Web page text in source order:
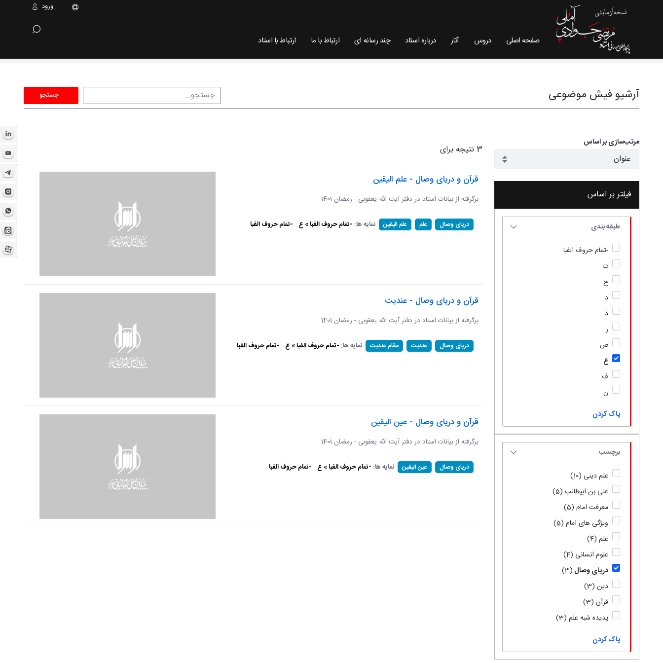
ورود
صفحه اصلی دروس آثار درباره استاد چند رسانه ای ارتباط با ما ارتباط با استاد
آرشیو فیش موضوعی
جستجو
مرتب‌سازی بر اساس
فیلتر بر اساس
طبقه بندی
-تمام حروف الفبا
ت
ح
د
ذ
ر
ص
ع
ف
ن
پاک کردن
برچسب
علم دینی (10)
علی بن ابیطالب (5)
معرفت امام (5)
ویژگی های امام (5)
علم (4)
علوم انسانی (4)
دریای وصال (3)
دین (3)
قرآن (3)
پدیده شبه علم (3)
پاک کردن
3 نتیجه برای
قرآن و دریای وصال - علم الیقین
برگرفته از بیانات استاد در دفتر آیت الله یعقوبی - رمضان 1401
دریای وصال علم علم الیقین نمایه ها: -تمام حروف الفبا » ع -تمام حروف الفبا
قرآن و دریای وصال - عندیت
برگرفته از بیانات استاد در دفتر آیت الله یعقوبی - رمضان 1401
دریای وصال عندیت مقام عندیت نمایه ها: -تمام حروف الفبا » ع -تمام حروف الفبا
قرآن و دریای وصال - عین الیقین
برگرفته از بیانات استاد در دفتر آیت الله یعقوبی - رمضان 1401
دریای وصال عین الیقین نمایه ها: -تمام حروف الفبا » ع -تمام حروف الفبا